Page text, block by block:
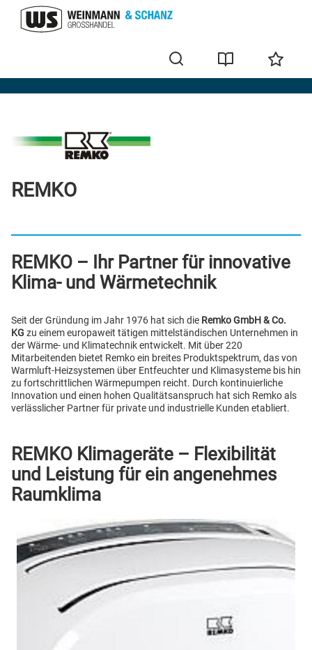
Marken
REMKO
REMKO – Ihr Partner für innovative
Klima- und Wärmetechnik
Seit der Gründung im Jahr 1976 hat sich die Remko GmbH & Co.
KG zu einem europaweit tätigen mittelständischen Unternehmen in
der Wärme- und Klimatechnik entwickelt. Mit über 220
Mitarbeitenden bietet Remko ein breites Produktspektrum, das von
Warmluft-Heizsystemen über Entfeuchter und Klimasysteme bis hin
zu fortschrittlichen Wärmepumpen reicht. Durch kontinuierliche
Innovation und einen hohen Qualitätsanspruch hat sich Remko als
verlässlicher Partner für private und industrielle Kunden etabliert.
REMKO Klimageräte – Flexibilität
und Leistung für ein angenehmes
Raumklima